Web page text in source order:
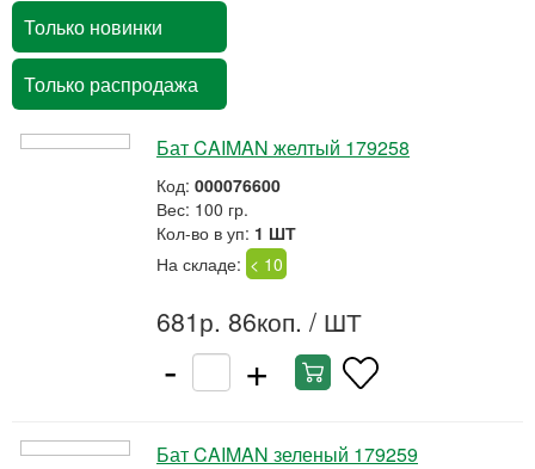
Только новинки
Только распродажа
Бат CAIMAN желтый 179258
Код: 000076600
Вес: 100 гр.
Кол-во в уп: 1 ШТ
На складе: < 10
681р. 86коп. / ШТ
- +
Бат CAIMAN зеленый 179259